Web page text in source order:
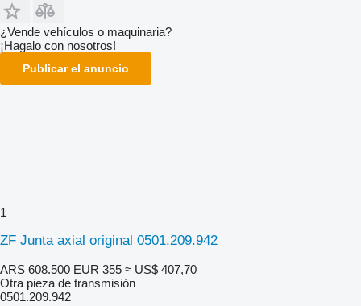
¿Vende vehículos o maquinaria?
¡Hagalo con nosotros!
Publicar el anuncio
1
ZF Junta axial original 0501.209.942
ARS 608.500 EUR 355 ≈ US$ 407,70
Otra pieza de transmisión
0501.209.942